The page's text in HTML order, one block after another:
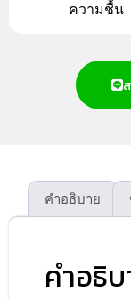
ความชื้น
คำอธิบาย
คำอธิ